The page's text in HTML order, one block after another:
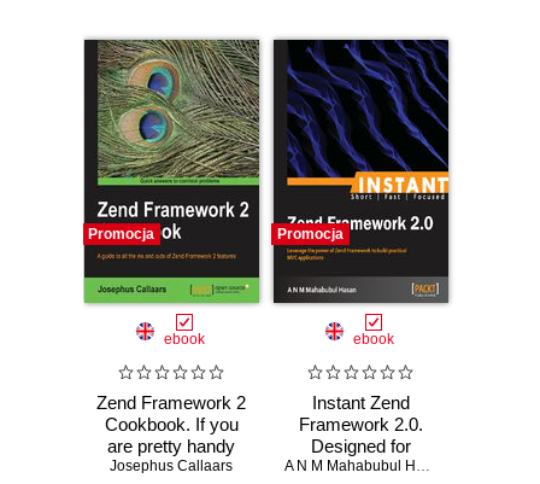
Promocja
ebook
Zend Framework 2
Cookbook. If you
are pretty handy
with PHP, this book
Josephus Callaars
Promocja
ebook
Instant Zend
Framework 2.0.
Designed for
developers whoA N M Mahabubul Hasan